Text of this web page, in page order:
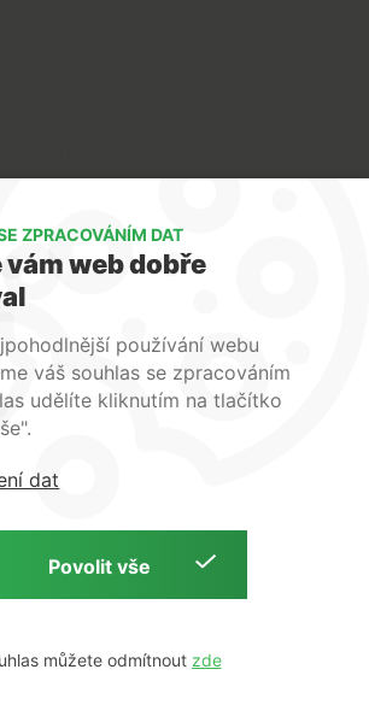
427 Újezd u Brna, 664
| ARTlighting.cz | by
ZPRACOVÁNÍM DAT
vám web dobře
používání webu
váš souhlas se zpracováním
udělíte kliknutím na tlačítko
dat
můžete odmítnout